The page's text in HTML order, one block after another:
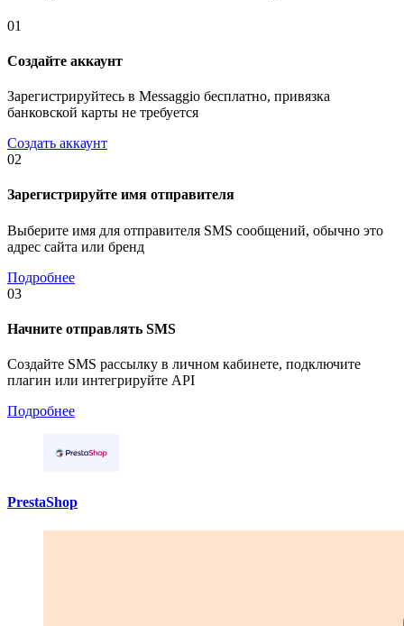
01
Создайте аккаунт
Зарегистрируйтесь в Messaggio бесплатно, привязка
банковской карты не требуется
Создать аккаунт
02
Зарегистрируйте имя отправителя
Выберите имя для отправителя SMS сообщений, обычно это
адрес сайта или бренд
Подробнее
03
Начните отправлять SMS
Создайте SMS рассылку в личном кабинете, подключите
плагин или интегрируйте API
Подробнее
PrestaShop